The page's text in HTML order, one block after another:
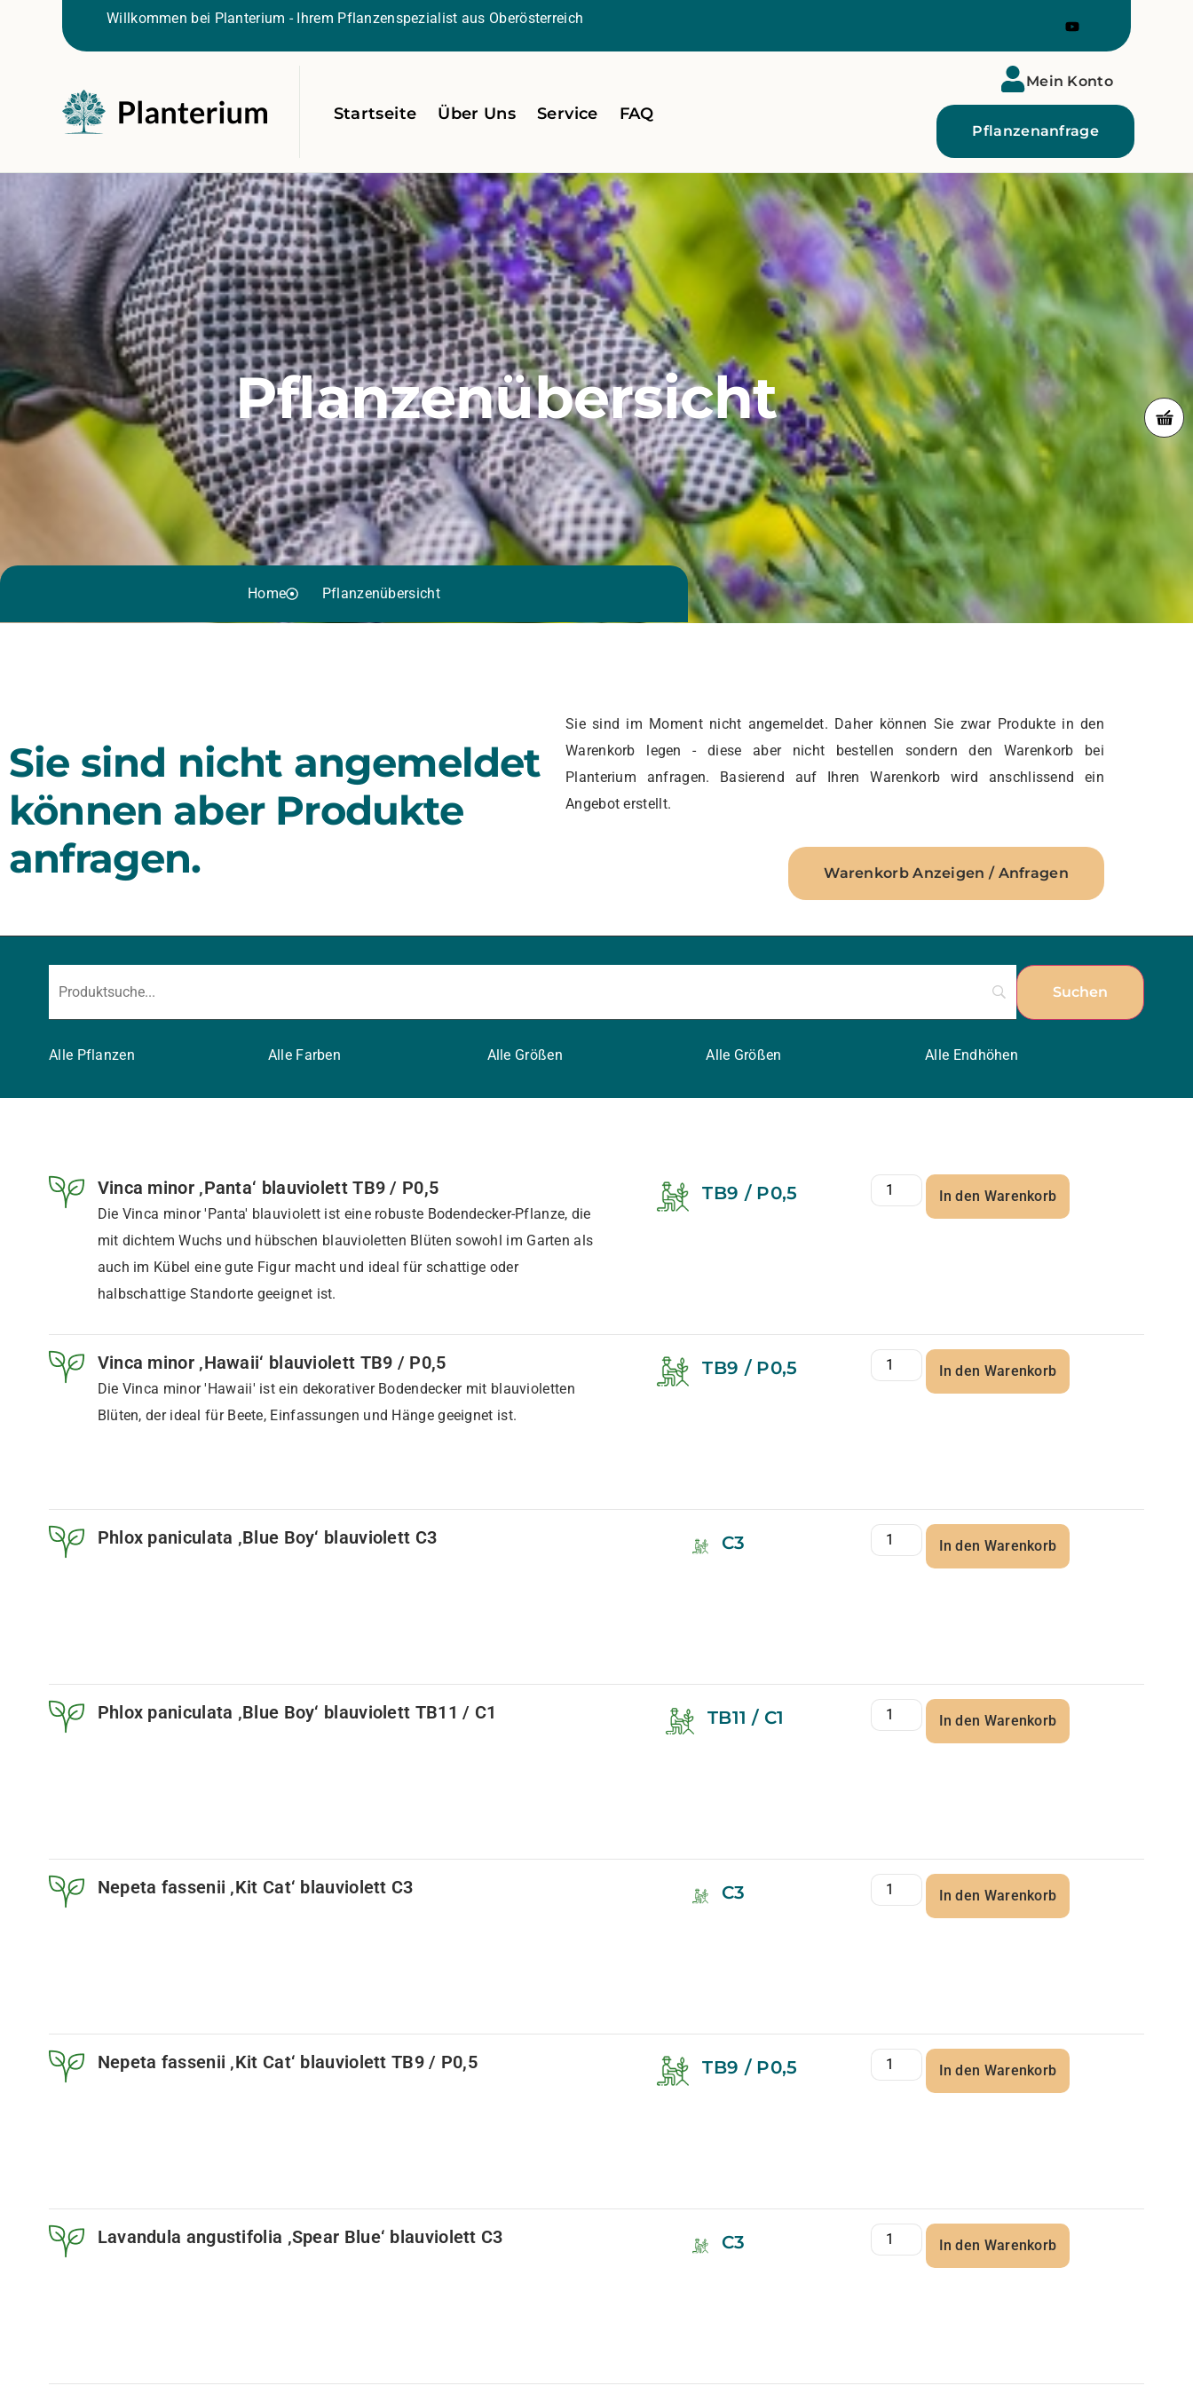
Willkommen bei Planterium - Ihrem Pflanzenspezialist aus Oberösterreich
Startseite Über Uns Service FAQ
Mein Konto
Pflanzenanfrage
Pflanzenübersicht
Home Pflanzenübersicht
Sie sind nicht angemeldet
können aber Produkte
anfragen.
Sie sind im Moment nicht angemeldet. Daher können Sie zwar Produkte in den
Warenkorb legen - diese aber nicht bestellen sondern den Warenkorb bei
Planterium anfragen. Basierend auf Ihren Warenkorb wird anschlissend ein
Angebot erstellt.
Warenkorb Anzeigen / Anfragen
Alle Pflanzen Alle Farben Alle Größen Alle Größen Alle Endhöhen
Vinca minor ‚Panta‘ blauviolett TB9 / P0,5
Die Vinca minor 'Panta' blauviolett ist eine robuste Bodendecker-Pflanze, die
mit dichtem Wuchs und hübschen blauvioletten Blüten sowohl im Garten als
auch im Kübel eine gute Figur macht und ideal für schattige oder
halbschattige Standorte geeignet ist.
TB9 / P0,5 In den Warenkorb
Vinca minor ‚Hawaii‘ blauviolett TB9 / P0,5
Die Vinca minor 'Hawaii' ist ein dekorativer Bodendecker mit blauvioletten
Blüten, der ideal für Beete, Einfassungen und Hänge geeignet ist.
TB9 / P0,5 In den Warenkorb
Phlox paniculata ‚Blue Boy‘ blauviolett C3 C3 In den Warenkorb
Phlox paniculata ‚Blue Boy‘ blauviolett TB11 / C1 TB11 / C1 In den Warenkorb
Nepeta fassenii ‚Kit Cat‘ blauviolett C3 C3 In den Warenkorb
Nepeta fassenii ‚Kit Cat‘ blauviolett TB9 / P0,5 TB9 / P0,5 In den Warenkorb
Lavandula angustifolia ‚Spear Blue‘ blauviolett C3 C3 In den Warenkorb